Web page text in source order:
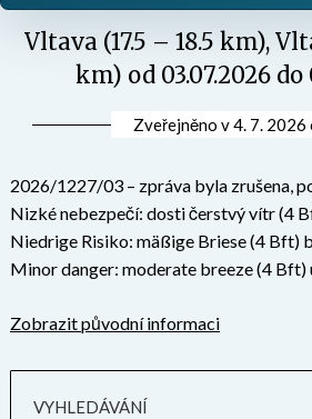
Vltava (17.5 – 18.5 km),
km) od 03.07.2026 do
Zveřejněno v4. 7. 2026
2026/1227/03 – zpráva byla zrušena,
Nizké nebezpečí: dosti čerstvý vítr (4
Niedrige Risiko: mäßige Briese (4 Bft)
Minor danger: moderate breeze (4 Bft)
Zobrazit původní informaci
VYHLEDÁVÁNÍ